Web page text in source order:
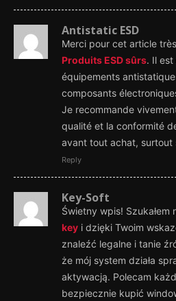
Antistatic ESD
Merci pour cet article
Produits ESD sûrs. Il
équipements
composants
Je recommande
qualité et la conformité
avant tout achat, surtout
Reply
Key-Soft
Świetny wpis! Szukałem
key i dzięki Twoim
znaleźć legalne i tanie
że mój system działa
aktywacją. Polecam
bezpiecznie kupić